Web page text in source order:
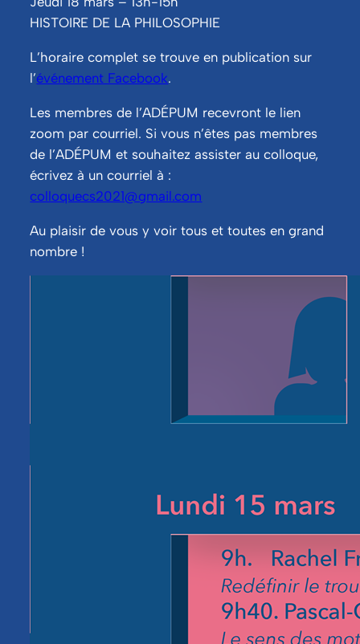
HISTOIRE DE LA PHILOSOPHIE
L’horaire complet se trouve en publication sur
l’événement Facebook.
Les membres de l’ADÉPUM recevront le lien
zoom par courriel. Si vous n’êtes pas membres
de l’ADÉPUM et souhaitez assister au colloque,
colloquecs2021@gmail.com
Au plaisir de vous y voir tous et toutes en grand
nombre !